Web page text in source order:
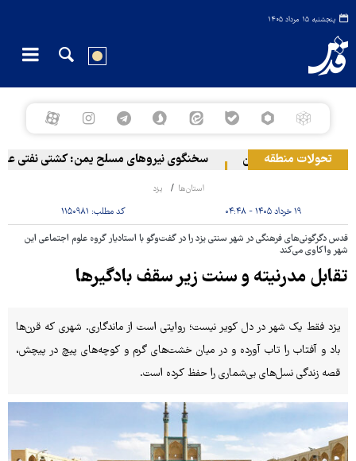
پنجشنبه ۱۵ مرداد ۱۴۰۵
تحولات منطقه
در سواحل عمان سخنگوی نیروهای مسلح یمن: کشتی نفتی
استان‌ها یزد
۱۹ خرداد ۱۴۰۵ - ۰۴:۴۸ کد مطلب: ۱۱۵۰۹۸۱
قدس دگرگونی‌های فرهنگی در شهر سنتی یزد را در گفت‌وگو با استادیار گروه علوم اجتماعی این
شهر واکاوی می‌کند
تقابل مدرنیته و سنت زیر سقف بادگیرها
یزد فقط یک شهر در دل کویر نیست؛ روایتی است از ماندگاری. شهری که قرن‌ها
باد و آفتاب را تاب آورده و در میان خشت‌های گرم و کوچه‌های پیچ‌ در پیچش،
قصه زندگی نسل‌های بی‌شماری را حفظ کرده است.